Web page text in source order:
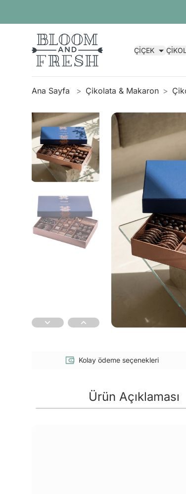
ÇİÇEK
Ana Sayfa Çikolata & Makaron
Kolay ödeme seçenekleri
Ürün Açıklaması